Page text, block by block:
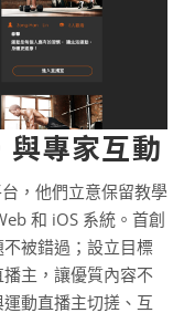
專家互動
，他們立意保留教學
和 iOS 系統。首創
被錯過；設立目標
主，讓優質內容不
動直播主切搓、互